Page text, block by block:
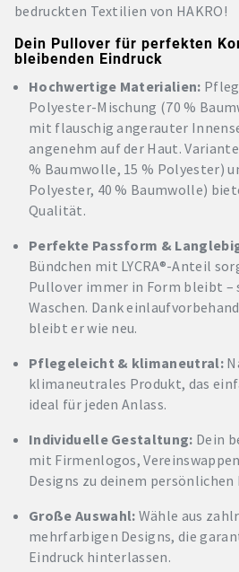
bedruckten Textilien von HAKRO!
Dein Pullover für perfekten
bleibenden Eindruck
Hochwertige Materialien:
Polyester-Mischung (70 %
mit flauschig angerauter
angenehm auf der Haut.
% Baumwolle, 15 % Polyester)
Polyester, 40 % Baumwolle)
Qualität.
Perfekte Passform &
Bündchen mit LYCRA®-Anteil
Pullover immer in Form bleibt –
Waschen. Dank
bleibt er wie neu.
Pflegeleicht & klimaneutral:
klimaneutrales Produkt, das
ideal für jeden Anlass.
Individuelle Gestaltung: Dein
mit Firmenlogos,
Designs zu deinem
Große Auswahl: Wähle aus
mehrfarbigen Designs, die
Eindruck hinterlassen.